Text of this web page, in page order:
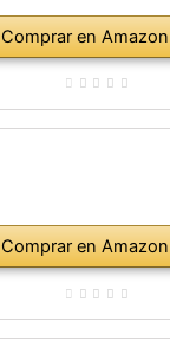
Comprar en Amazon
Comprar en Amazon